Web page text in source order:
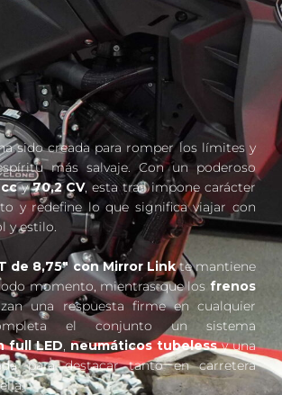
sido creada para romper los límites y
más salvaje. Con un poderoso
y70,2 CV, esta trail impone carácter
y redefine lo que significa viajar con
y estilo.
de 8,75″ con Mirror Linkte mantiene
momento, mientras que los frenos
una respuesta firme en cualquier
el conjunto un sistema
full LED, neumáticos tubelessy una
para destacar tanto en carretera